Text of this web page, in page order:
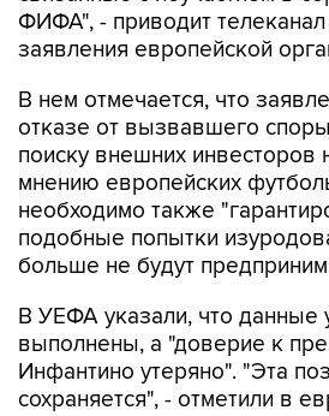
ФИФА", - приводит
заявления европейской
В нем отмечается, что
отказе от вызвавшего
поиску внешних инвесторов
мнению европейских
необходимо также
подобные попытки
больше не будут
В УЕФА указали, что данные
выполнены, а "доверие к
Инфантино утеряно". "Эта
сохраняется", - отметили в